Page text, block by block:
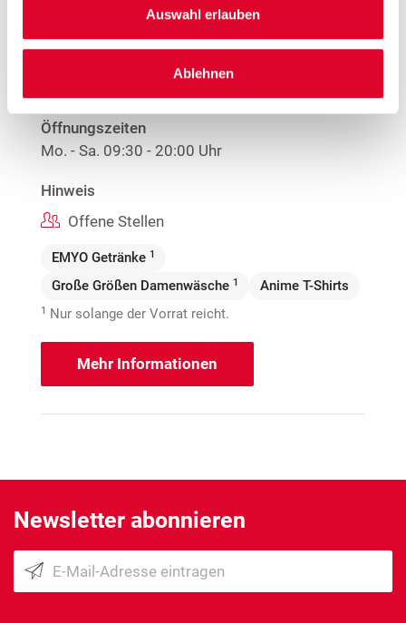
Auswahl erlauben
Ablehnen
Öffnungszeiten
Mo. - Sa. 09:30 - 20:00 Uhr
Hinweis
Offene Stellen
EMYO Getränke 1
Große Größen Damenwäsche 1 Anime T-Shirts
1 Nur solange der Vorrat reicht.
Mehr Informationen
Newsletter abonnieren